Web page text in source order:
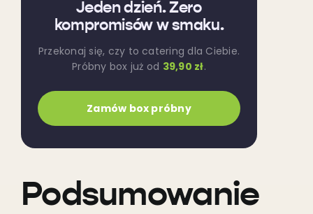
Jeden dzień. Zero
kompromisów w smaku.
Przekonaj się, czy to catering dla Ciebie.
Próbny box już od 39,90 zł.
Zamów box próbny
Podsumowanie